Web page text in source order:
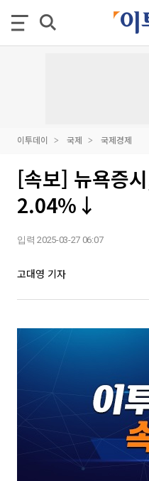
이투데이 국제 국제경제
[속보] 뉴욕증
2.04%↓
입력 2025-03-27 06:07
고대영 기자